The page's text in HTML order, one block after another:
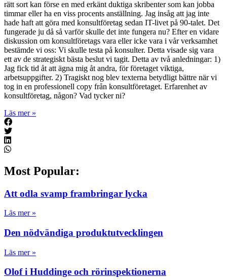
rätt sort kan förse en med erkänt duktiga skribenter som kan jobba
timmar eller ha en viss procents anställning. Jag insåg att jag inte
hade haft att göra med konsultföretag sedan IT-livet på 90-talet. Det
fungerade ju då så varför skulle det inte fungera nu? Efter en vidare
diskussion om konsultföretags vara eller icke vara i vår verksamhet
bestämde vi oss: Vi skulle testa på konsulter. Detta visade sig vara
ett av de strategiskt bästa beslut vi tagit. Detta av två anledningar: 1)
Jag fick tid åt att ägna mig åt andra, för företaget viktiga,
arbetsuppgifter. 2) Tragiskt nog blev texterna betydligt bättre när vi
tog in en professionell copy från konsultföretaget. Erfarenhet av
konsultföretag, någon? Vad tycker ni?
Läs mer »
Most Popular:
Att odla svamp frambringar lycka
Läs mer »
Den nödvändiga produktutvecklingen
Läs mer »
Olof i Huddinge och rörinspektionerna